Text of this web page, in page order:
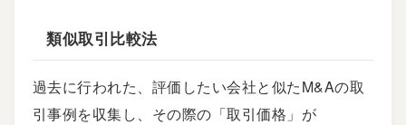
類似取引比較法
過去に行われた、評価したい会社と似たM&Aの取
引事例を収集し、その際の「取引価格」が